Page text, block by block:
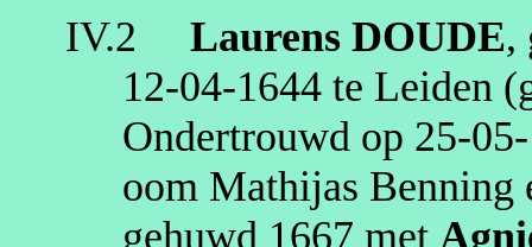
IV.2 Laurens DOUDE,
12‑04‑1644 te Leiden
Ondertrouwd op
oom Mathijas Benning
gehuwd 1667 met